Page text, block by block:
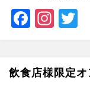
F
e
In
gr
飲食店様限定